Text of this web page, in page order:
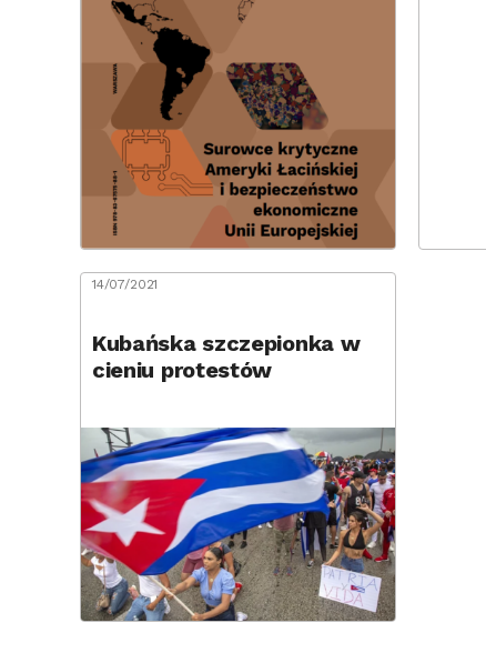
14/07/2021
Kubańska szczepionka w
cieniu protestów